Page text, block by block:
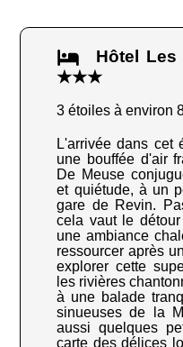
Hôtel Les
★★★
3 étoiles à environ
L'arrivée dans cet
une bouffée d'air
De Meuse
et quiétude, à un
gare de Revin.
cela vaut le
une ambiance
ressourcer après
explorer cette
les rivières
à une balade
sinueuses de la
aussi quelques
carte des délices